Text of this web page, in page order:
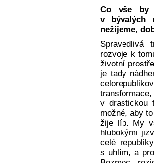
Co vše by
v bývalých
nežijeme,
Spravedlivá
rozvoje k
životní
je tady
v drastickou
možné, aby
žije líp. My
hlubokými
celé
s uhlím, a